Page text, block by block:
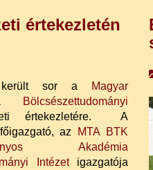
értekezletén
került sor a
Magyar
Bölcsészettudományi
értekezletére. A
főigazgató, az
MTA BTK
Akadémia
Intézetigazgatója